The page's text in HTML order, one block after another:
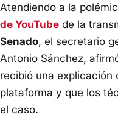
Atendiendo a la
de YouTube de la
Senado, el secretario
Antonio Sánchez,
recibió una explicación
plataforma y que los
el caso.